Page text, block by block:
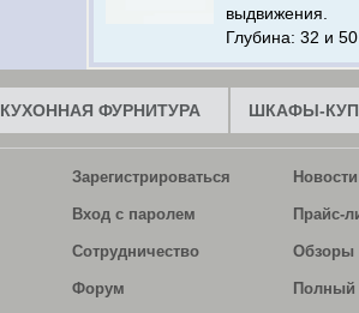
выдвижения.
Глубина: 32 и
КУХОННАЯ ФУРНИТУРА ШКАФЫ-
Зарегистрироваться
Вход с паролем
Сотрудничество
Форум
Новости
Прайс-
Обзоры
Полный